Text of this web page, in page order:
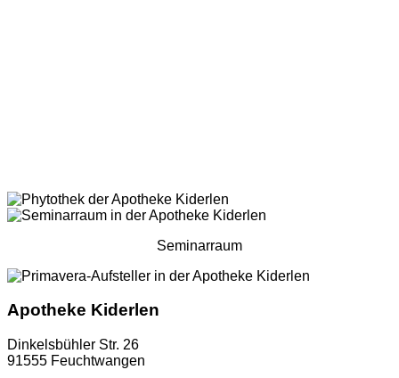
Seminarraum
Apotheke Kiderlen
Dinkelsbühler Str. 26
91555 Feuchtwangen